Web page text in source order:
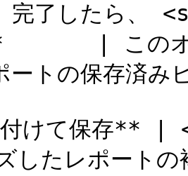
完了したら、
| このオ
トの保存済み
けて保存** |
したレポート